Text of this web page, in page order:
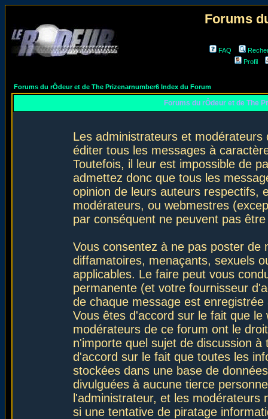
Forums
FAQ
Profil
Forums du rÔdeur et de The Prizenarnumber6 Index du Forum
Forums du rÔdeur et de The
Les administrateurs et
éditer tous les messages à
Toutefois, il leur est impossible de
admettez donc que tous les
opinion de leurs auteurs respectifs,
modérateurs, ou webmestres
par conséquent ne peuvent pas
Vous consentez à ne pas poster de
diffamatoires, menaçants, sexuels
applicables. Le faire peut vous
permanente (et votre fournisseur
de chaque message est
Vous êtes d'accord sur le fait que
modérateurs de ce forum ont le
n'importe quel sujet de discussion
d'accord sur le fait que toutes les
stockées dans une base de
divulguées à aucune tierce
l'administrateur, et les
si une tentative de piratage